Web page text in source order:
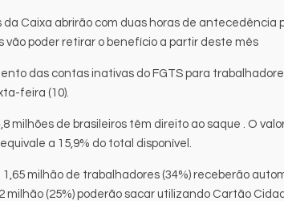
da Caixa abrirão com duas horas de
vão poder retirar o benefício a partir deste mês
das contas inativas do FGTS para
feira (10).
milhões de brasileiros têm direito ao saque . O
a 15,9% do total disponível.
1,65 milhão de trabalhadores (34%) receberão
milhão (25%) poderão sacar utilizando Cartão